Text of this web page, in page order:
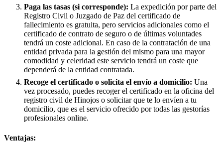
Paga las tasas (si corresponde): La expedición por parte del
Registro Civil o Juzgado de Paz del certificado de
fallecimiento es gratuita, pero servicios adicionales como el
certificado de contrato de seguro o de últimas voluntades
tendrá un coste adicional. En caso de la contratación de una
entidad privada para la gestión del mismo para una mayor
comodidad y celeridad este servicio tendrá un coste que
dependerá de la entidad contratada.
Recoge el certificado o solicita el envío a domicilio: Una
vez procesado, puedes recoger el certificado en la oficina del
registro civil de Hinojos o solicitar que te lo envíen a tu
domicilio, que es el servicio ofrecido por todas las gestorías
profesionales online.
Ventajas: